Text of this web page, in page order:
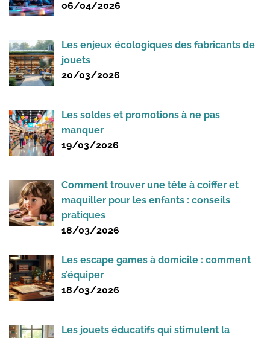
06/04/2026
Les enjeux écologiques des fabricants de
jouets
20/03/2026
Les soldes et promotions à ne pas
manquer
19/03/2026
Comment trouver une tête à coiffer et
maquiller pour les enfants : conseils
pratiques
18/03/2026
Les escape games à domicile : comment
s’équiper
18/03/2026
Les jouets éducatifs qui stimulent la